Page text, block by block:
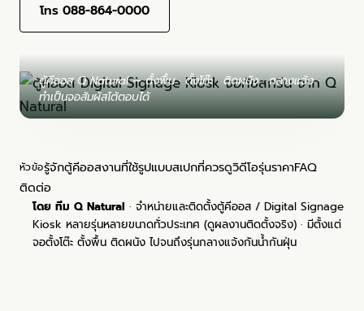
โทร 088-864-0000
ตู้คีออส Q Natural — ตั้งพื้น · ตั้งโต๊ะ · ติดผนัง · กลางแจ้ง ·
ทำเป็นจอสัมผัสโต้ตอบได้
หัวข้อรู้จักตู้คีออสงานที่ใช้รูปแบบสเปกที่ควรดูวิดีโอรุ่นราคาFAQ
ติดต่อ
โดย ทีม Q Natural · จำหน่ายและติดตั้งตู้คีออส / Digital Signage
Kiosk หลายรุ่นหลายขนาดทั่วประเทศ (ดูผลงานติดตั้งจริง) · มีตั้งแต่
จอตั้งโต๊ะ ตั้งพื้น ติดผนัง ไปจนถึงรุ่นกลางแจ้งกันน้ำกันฝุ่น